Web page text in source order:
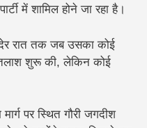
में शामिल होने जा रहा है।
रात तक जब उसका कोई
शुरू की, लेकिन कोई
पर स्थित गौरी जगदीश